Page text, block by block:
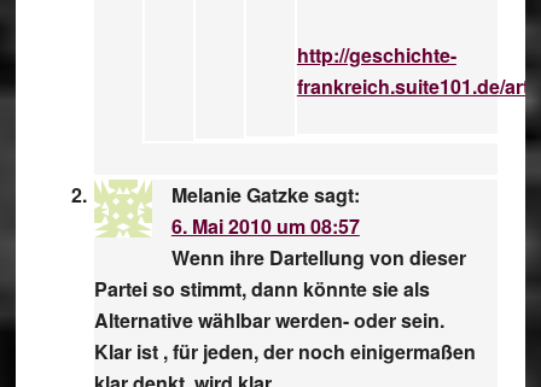
http://geschichte-
frankreich.suite101.de/
Melanie Gatzkesagt:
6. Mai 2010 um 08:57
Wenn ihre Dartellung von dieser
Partei so stimmt, dann könnte sie als
Alternative wählbar werden- oder sein.
Klar ist , für jeden, der noch einigermaßen